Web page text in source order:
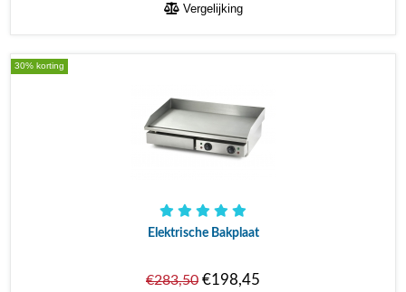
Vergelijking
30% korting
Elektrische Bakplaat
€283,50 €198,45